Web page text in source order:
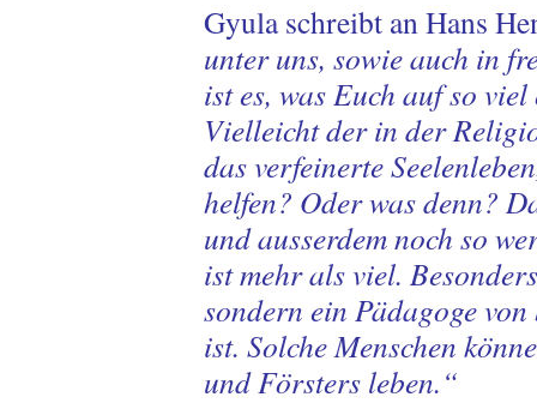
Gyula schreibt an Hans
unter uns, sowie auch in
ist es, was Euch auf so
Vielleicht der in der
das verfeinerte
helfen? Oder was denn?
und ausserdem noch so
ist mehr als viel.
sondern ein Pädagoge
ist. Solche Menschen
und Försters leben.“